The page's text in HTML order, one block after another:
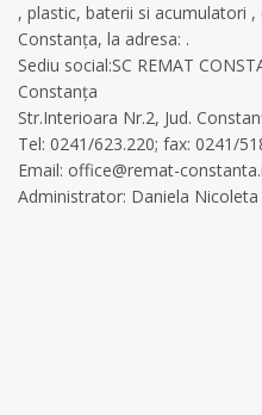
, plastic, baterii si acumulatori
Constanța, la adresa: .
Sediu social:SC REMAT
Constanța
Str.Interioara Nr.2, Jud.
Tel: 0241/623.220; fax: 0241/
Email: office@remat-
Administrator: Daniela Nicoleta